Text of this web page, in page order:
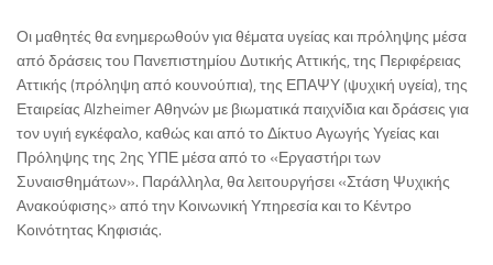
Οι μαθητές θα ενημερωθούν για θέματα υγείας και πρόληψης μέσα
από δράσεις του Πανεπιστημίου Δυτικής Αττικής, της Περιφέρειας
Αττικής (πρόληψη από κουνούπια), της ΕΠΑΨΥ (ψυχική υγεία), της
Εταιρείας Alzheimer Αθηνών με βιωματικά παιχνίδια και δράσεις για
τον υγιή εγκέφαλο, καθώς και από το Δίκτυο Αγωγής Υγείας και
Πρόληψης της 2ης ΥΠΕ μέσα από το «Εργαστήρι των
Συναισθημάτων». Παράλληλα, θα λειτουργήσει «Στάση Ψυχικής
Ανακούφισης» από την Κοινωνική Υπηρεσία και το Κέντρο
Κοινότητας Κηφισιάς.